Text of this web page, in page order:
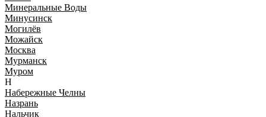
Минеральные Воды
Минусинск
Могилёв
Можайск
Москва
Мурманск
Муром
Н
Набережные Челны
Назрань
Нальчик